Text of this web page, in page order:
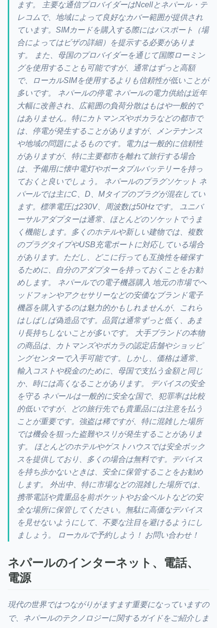
ます。 主要な通信プロバイダーはNcellとネパール・テ
レコムで、地域によって良好なカバー範囲が提供され
ています。SIMカードを購入する際にはパスポート（場
合によってはビザの詳細）を提示する必要がありま
す。 また、母国のプロバイダーを通じて国際ローミン
グを使用することも可能ですが、通常はずっと高額
で、ローカルSIMを使用するよりも信頼性が低いことが
多いです。 ネパールの停電 ネパールの電力供給は近年
大幅に改善され、広範囲の負荷分散はもはや一般的で
はありません。特にカトマンズやポカラなどの都市で
は、停電が発生することがありますが、メンテナンス
や地域の問題によるものです。電力は一般的に信頼性
がありますが、特に主要都市を離れて旅行する場合
は、予備用に懐中電灯やポータブルバッテリーを持っ
ておくと良いでしょう。 ネパールのプラグソケット ネ
パールでは主にC、D、Mタイプのプラグが混在してい
ます。標準電圧は230V、周波数は50Hzです。 ユニバ
ーサルアダプターは通常、ほとんどのソケットでうま
く機能します。多くのホテルや新しい建物では、複数
のプラグタイプやUSB充電ポートに対応している場合
があります。ただし、どこに行っても互換性を確保す
るために、自分のアダプターを持っておくことをお勧
めします。 ネパールでの電子機器購入 地元の市場でヘ
ッドフォンやアクセサリーなどの安価なブランド電子
機器を購入するのは魅力的かもしれませんが、これら
はしばしば偽造品です。品質は通常ずっと低く、あま
り長持ちしないことが多いです。 大手ブランドの本物
の商品は、カトマンズやポカラの認定店舗やショッピ
ングセンターで入手可能です。しかし、価格は通常、
輸入コストや税金のために、母国で支払う金額と同じ
か、時には高くなることがあります。 デバイスの安全
を守る ネパールは一般的に安全な国で、犯罪率は比較
的低いですが、どの旅行先でも貴重品には注意を払う
ことが重要です。強盗は稀ですが、特に混雑した場所
では機会を狙った盗難やスリが発生することがありま
す。 ほとんどのホテルやゲストハウスでは安全ボック
スを提供しており、多くの場合は無料です。デバイス
を持ち歩かないときは、安全に保管することをお勧め
します。 外出中、特に市場などの混雑した場所では、
携帯電話や貴重品を前ポケットやお金ベルトなどの安
全な場所に保管してください。無駄に高価なデバイス
を見せないようにして、不要な注目を避けるようにし
ましょう。 ローカルで予約しよう！ お問い合わせ！
ネパールのインターネット、電話、
電源
現代の世界ではつながりがますます重要になっていますの
で、ネパールのテクノロジーに関するガイドをご紹介しま